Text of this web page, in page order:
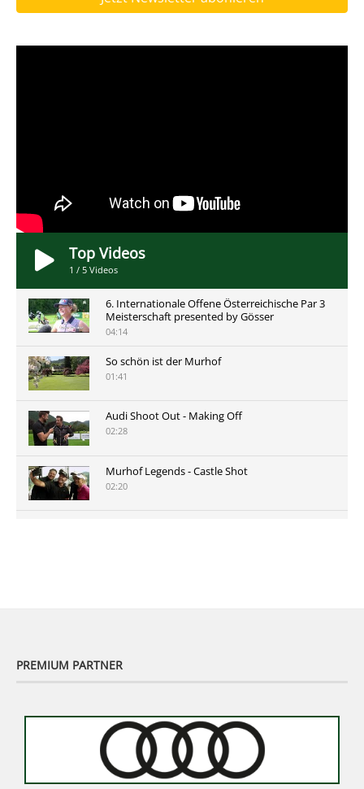
Top Videos
1 / 5 Videos
6. Internationale Offene Österreichische Par 3
Meisterschaft presented by Gösser
04:14
So schön ist der Murhof
01:41
Audi Shoot Out - Making Off
02:28
Murhof Legends - Castle Shot
02:20
PREMIUM PARTNER